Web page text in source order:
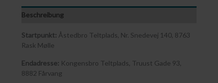
Beschreibung
Startpunkt: Åstedbro Teltplads, Nr. Snedevej 140, 8763
Rask Mølle
Endadresse: Kongensbro Teltplads, Truust Gade 93,
8882 Fårvang